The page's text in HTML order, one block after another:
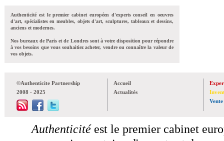
Authenticité est le premier cabinet européen d'experts conseil en oeuvres
d'art, spécialistes en meubles, objets d'art, sculptures, tableaux et dessins,
anciens et modernes.
Nos bureaux de Paris et de Londres sont à votre disposition pour répondre
à vos besoins que vous souhaitiez acheter, vendre ou connaître la valeur de
vos objets.
©Authenticite Partnership
2008 - 2025
Accueil
Actualités
Vente
Authenticitéest le premier cabinet